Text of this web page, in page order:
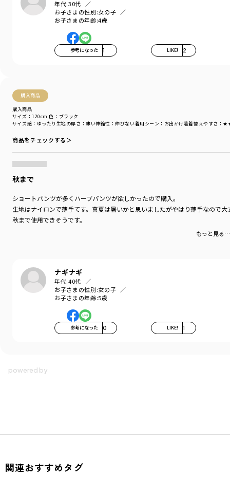
年代:30代
お子さまの性別:女の子
お子さまの年齢:4歳
参考になった 1 LIKE! 2
購入商品
購入商品
サイズ感 ：ゆったり 生地の厚さ ：薄い伸縮性 ：伸びない着用シーン ：お出かけ着着替えやすさ ：
サイズ：120cm 色：ブラック
商品をチェックする＞
秋まで
ショートパンツが多くハーブパンツが欲しかったので購入。
生地はナイロンで薄手てす。真夏は暑いかと思いましたがやはり薄手なので大
秋まで使用できそうです。
もっと見る…
ナギナギ
年代:40代
お子さまの性別:女の子
お子さまの年齢:5歳
参考になった 0 LIKE! 1
ている方のデビューに◎
ジャストサイズ着用でひざにかかる5分丈設定。裾やおしり周り的にワンサイ
ズアップまでがおすすめです。
／aBity select
性別タイプ
商品番号
／ 18-5231-815
関連おすすめタグ